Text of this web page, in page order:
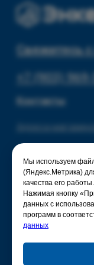
Мы используем
(Яндекс.Метрика)
качества его работы.
Нажимая кнопку
данных с
программ в
данных
© 2025 - Интернет-
Политика